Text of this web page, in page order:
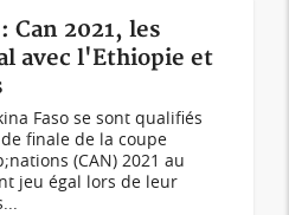
Can 2021, les
avec l'Ethiopie et
Faso se sont qualifiés
finale de la coupe
(CAN) 2021 au
jeu égal lors de leur